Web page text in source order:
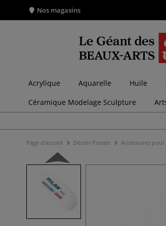
Nos magasins
Acrylique Aquarelle Huile
Céramique Modelage Sculpture
Page d'accueil Dessin Pastels Accessoires pour